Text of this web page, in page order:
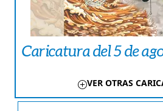
Caricatura del 5 de
VER OTRAS